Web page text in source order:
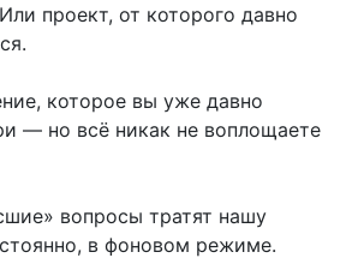
проект, от которого давно
которое вы уже давно
— но всё никак не воплощаете
вопросы тратят нашу
в фоновом режиме.